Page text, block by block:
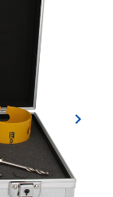
keyboard_arrow_right